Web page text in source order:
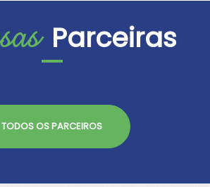
Parceiras
TODOS OS PARCEIROS